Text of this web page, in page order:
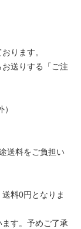
ります。
送りする「ご注
送料をご負担い
料0円となりま
す。予めご了承